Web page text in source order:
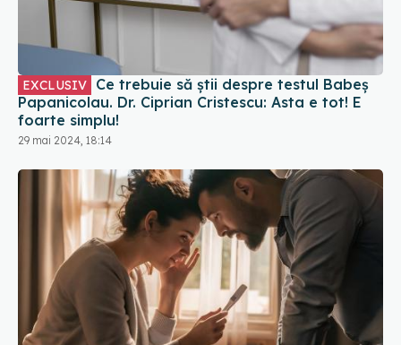
EXCLUSIV
Papanicolau. Dr. Ciprian Cristescu: Asta e tot! E
foarte simplu!
29 mai 2024, 18:14